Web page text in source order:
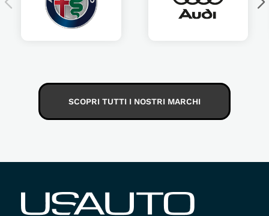
SCOPRI TUTTI I NOSTRI MARCHI